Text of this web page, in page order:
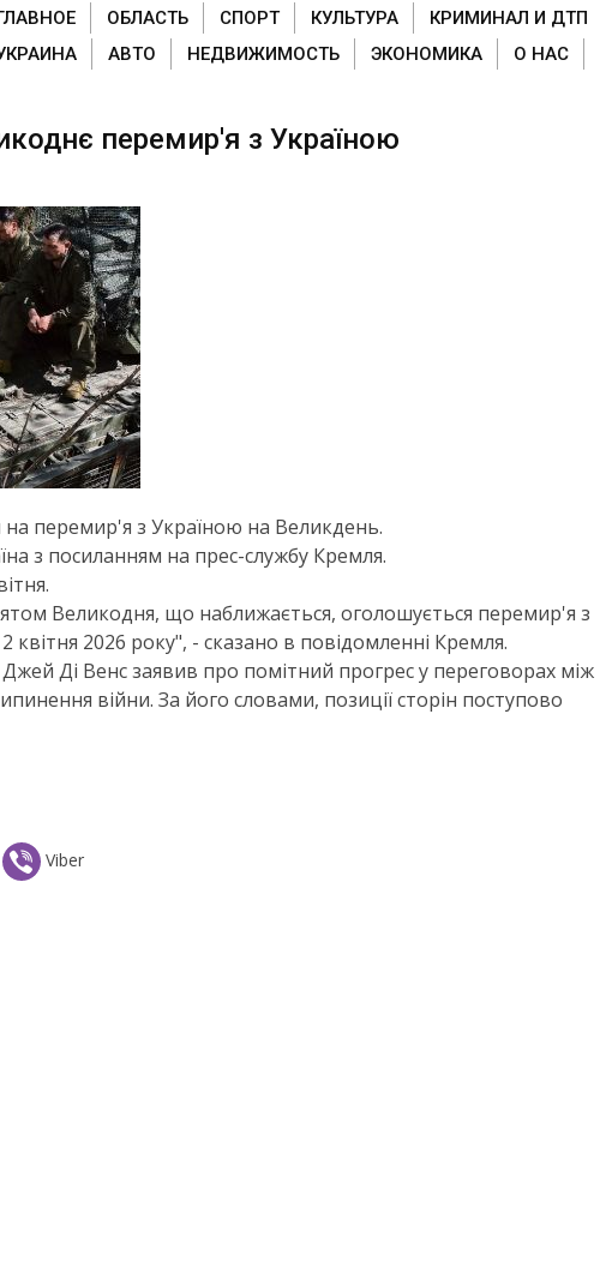
ОБЛАСТЬ СПОРТ КУЛЬТУРА КРИМИНАЛ И ДТП
АВТО НЕДВИЖИМОСТЬ ЭКОНОМИКА О НАС
перемир'я з Україною
перемир'я з Україною на Великдень.
з посиланням на прес-службу Кремля.
Великодня, що наближається, оголошується перемир'я з
квітня 2026 року", - сказано в повідомленні Кремля.
Ді Венс заявив про помітний прогрес у переговорах між
війни. За його словами, позиції сторін поступово
Viber